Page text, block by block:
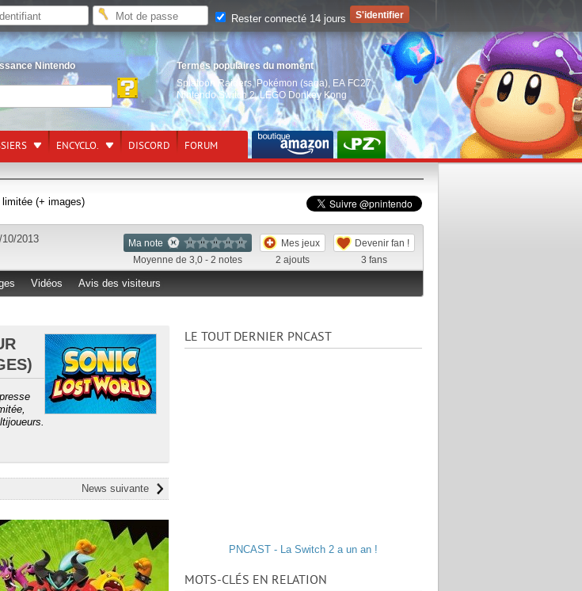
Nintendo
Termes populaires du moment
Splatoon Raiders, Pokémon (saga) EA FC27,
Nintendo Switch 2,LEGO Donkey Kong
ENCYCLO. DISCORD FORUM
(+ images)
Ma note
Moyenne de 3,0 - 2 notes
Mes jeux
2 ajouts
Devenir fan !
3 fans
2013
Vidéos Avis des visiteurs
News suivante
LE TOUT DERNIER PNCAST
PNCAST - La Switch 2 a un an !
MOTS-CLÉS EN RELATION
Rester connecté 14 jours